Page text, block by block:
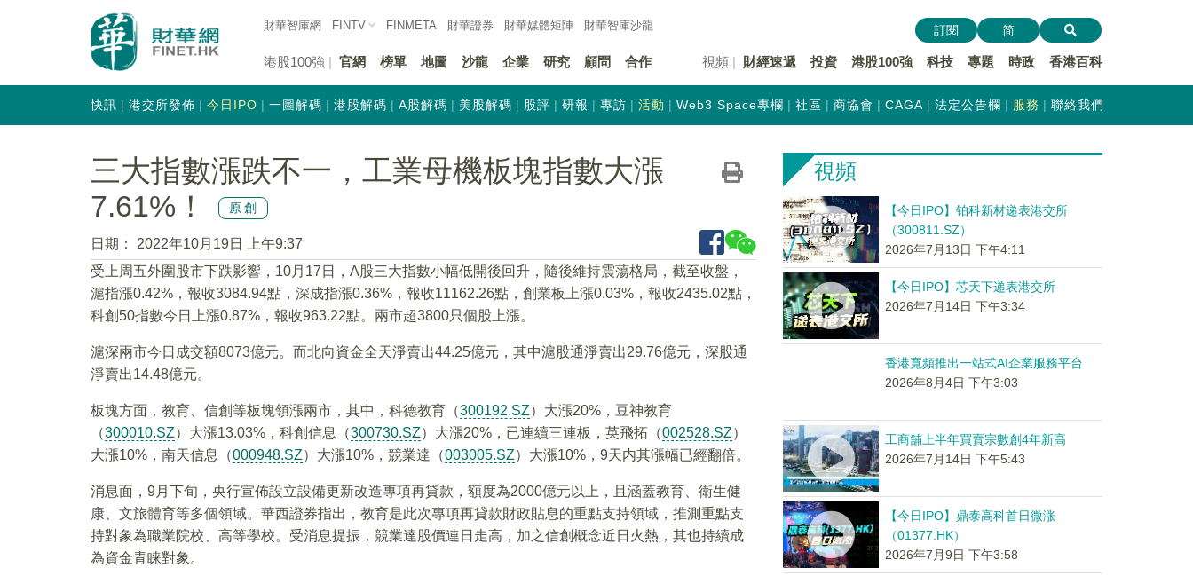
財華智庫網 FINTV FINMETA 財華證券 財華媒體矩陣 財華智庫沙龍
港股100強 官網 榜單 地圖 沙龍 企業 研究 顧問 合作 視頻 財經速遞 投資 港股100強 科技 專題 時政 香港百科
訂閱 简
快訊 港交所發佈 今日IPO 一圖解碼 港股解碼 A股解碼 美股解碼 股評 研報 專訪 活動 Web3 Space專欄 社區 商協會 CAGA 法定公告欄 服務 聯絡我們
三大指數漲跌不一，工業母機板塊指數大漲
7.61%！
原創
日期：
2022年10月19日 上午9:37
受上周五外圍股市下跌影響，10月17日，A股三大指數小幅低開後回升，隨後維持震蕩格局，截至收盤，
滬指漲0.42%，報收3084.94點，深成指漲0.36%，報收11162.26點，創業板上漲0.03%，報收2435.02點，
科創50指數今日上漲0.87%，報收963.22點。兩市超3800只個股上漲。
滬深兩市今日成交額8073億元。而北向資金全天淨賣出44.25億元，其中滬股通淨賣出29.76億元，深股通
淨賣出14.48億元。
板塊方面，教育、信創等板塊領漲兩市，其中，科德教育（300192.SZ）大漲20%，豆神教育
（300010.SZ）大漲13.03%，科創信息（300730.SZ）大漲20%，已連續三連板，英飛拓（002528.SZ）
大漲10%，南天信息（000948.SZ）大漲10%，競業達（003005.SZ）大漲10%，9天内其漲幅已經翻倍。
消息面，9月下旬，央行宣佈設立設備更新改造專項再貸款，額度為2000億元以上，且涵蓋教育、衛生健
康、文旅體育等多個領域。華西證券指出，教育是此次專項再貸款財政貼息的重點支持領域，推測重點支
持對象為職業院校、高等學校。受消息提振，競業達股價連日走高，加之信創概念近日火熱，其也持續成
為資金青睐對象。
視頻
【今日IPO】铂科新材递表港交所
（300811.SZ）
2026年7月13日 下午4:11
【今日IPO】芯天下递表港交所
2026年7月14日 下午3:34
香港寬頻推出一站式AI企業服務平台
2026年8月4日 下午3:03
工商舖上半年買賣宗數創4年新高
2026年7月14日 下午5:43
【今日IPO】鼎泰高科首日微涨
（01377.HK）
2026年7月9日 下午3:58